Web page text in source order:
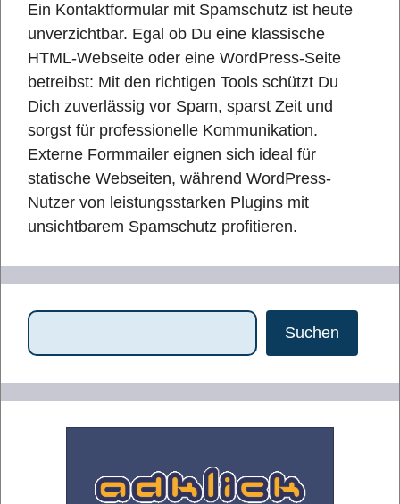
Ein Kontaktformular mit Spamschutz ist heute
unverzichtbar. Egal ob Du eine klassische
HTML-Webseite oder eine WordPress-Seite
betreibst: Mit den richtigen Tools schützt Du
Dich zuverlässig vor Spam, sparst Zeit und
sorgst für professionelle Kommunikation.
Externe Formmailer eignen sich ideal für
statische Webseiten, während WordPress-
Nutzer von leistungsstarken Plugins mit
unsichtbarem Spamschutz profitieren.
Suchen
Suchen